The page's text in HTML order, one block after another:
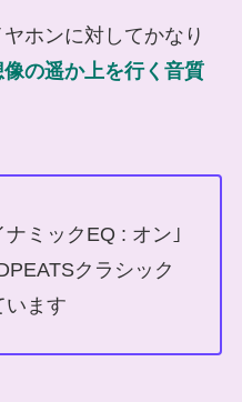
ホンに対してかなり
像の遥か上を行く音質
ミックEQ : オン｣
クラシック
います